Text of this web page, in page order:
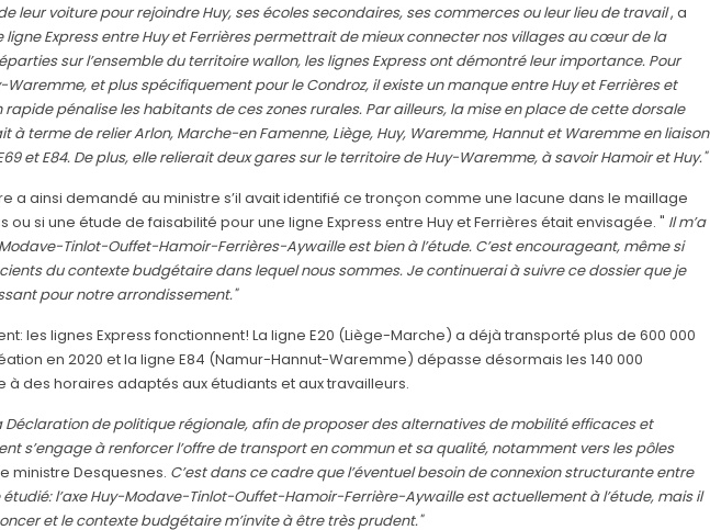
leur voiture pour rejoindre Huy, ses écoles secondaires, ses commerces ou leur lieu de travail, a
ligne Express entre Huy et Ferrières permettrait de mieux connecter nos villages au cœur de la
sur l’ensemble du territoire wallon, les lignes Express ont démontré leur importance. Pour
Waremme, et plus spécifiquement pour le Condroz, il existe un manque entre Huy et Ferrières et
pénalise les habitants de ces zones rurales. Par ailleurs, la mise en place de cette dorsale
à terme de relier Arlon, Marche-en Famenne, Liège, Huy, Waremme, Hannut et Waremme en liaison
et E84. De plus, elle relierait deux gares sur le territoire de Huy-Waremme, à savoir Hamoir et Huy."
a ainsi demandé au ministre s’il avait identifié ce tronçon comme une lacune dans le maillage
ou si une étude de faisabilité pour une ligne Express entre Huy et Ferrières était envisagée. " Il m’a
Tinlot-Ouffet-Hamoir-Ferrières-Aywaille est bien à l’étude. C’est encourageant, même si
du contexte budgétaire dans lequel nous sommes. Je continuerai à suivre ce dossier que je
pour notre arrondissement."
les lignes Express fonctionnent! La ligne E20 (Liège-Marche) a déjà transporté plus de 600 000
en 2020 et la ligne E84 (Namur-Hannut-Waremme) dépasse désormais les 140 000
à des horaires adaptés aux étudiants et aux travailleurs.
Déclaration de politique régionale, afin de proposer des alternatives de mobilité efficaces et
s’engage à renforcer l’offre de transport en commun et sa qualité, notamment vers les pôles
ministre Desquesnes. C’est dans ce cadre que l’éventuel besoin de connexion structurante entre
étudié: l’axe Huy-Modave-Tinlot-Ouffet-Hamoir-Ferrière-Aywaille est actuellement à l’étude, mais il
et le contexte budgétaire m’invite à être très prudent."